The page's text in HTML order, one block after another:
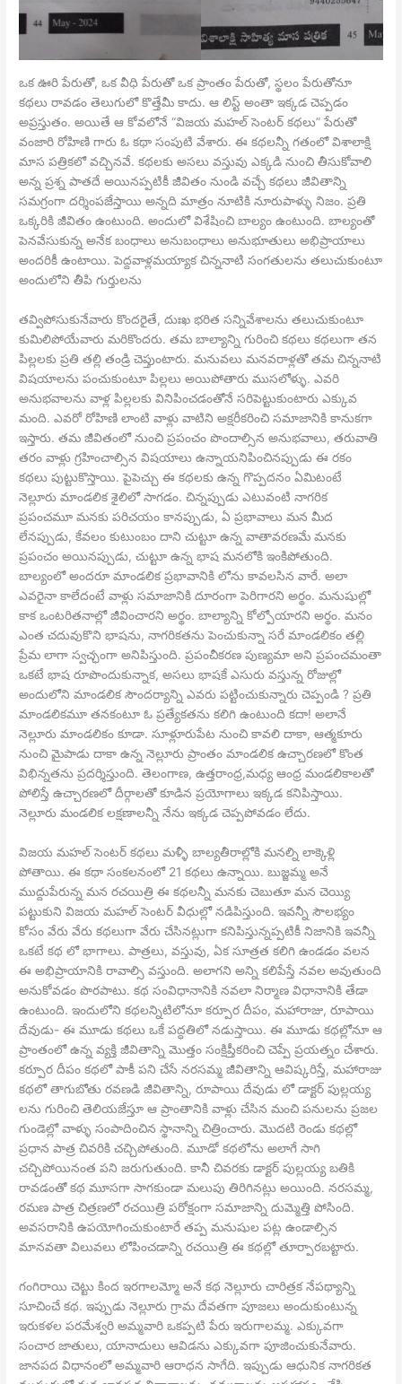
ఒక ఊరి పేరుతో, ఒక వీధి పేరుతో ఒక ప్రాంతం పేరుతో, స్థలం పేరుతోనూ
కథలు రావడం తెలుగులో కొత్తేమీ కాదు. ఆ లిస్ట్ అంతా ఇక్కడ చెప్పడం
అప్రస్తుతం. అయితే ఆ కోవలోనే “విజయ మహల్ సెంటర్ కథలు” పేరుతో
వంజారి రోహిణి గారు ఓ కథా సంపుటి వేశారు. ఈ కథలన్నీ గతంలో విశాలాక్షి
మాస పత్రికలో వచ్చినవే. కథలకు అసలు వస్తువు ఎక్కడి నుంచి తీసుకోవాలి
అన్న ప్రశ్న పాతదే అయినప్పటికీ జీవితం నుండి వచ్చే కథలు జీవితాన్ని
సమగ్రంగా దర్శింపజేస్తాయి అన్నది మాత్రం నూటికి నూరుపాళ్ళు నిజం. ప్రతి
ఒక్కరికి జీవితం ఉంటుంది. అందులో విశేషించి బాల్యం ఉంటుంది. బాల్యంతో
పెనవేసుకున్న అనేక బంధాలు అనుబంధాలు అనుభూతులు అభిప్రాయాలు
అందరికీ ఉంటాయి. పెద్దవాళ్లమయ్యాక చిన్ననాటి సంగతులను తలుచుకుంటూ
అందులోని తీపి గుర్తులను
తవ్విపోసుకునేవారు కొందరైతే, దుఃఖ భరిత సన్నివేశాలను తలుచుకుంటూ
కుమిలిపోయేవారు మరికొందరు. తమ బాల్యాన్ని గురించి కథలు కథలుగా తన
పిల్లలకు ప్రతి తల్లి తండ్రి చెప్తుంటారు. మనువలు మనవరాళ్లతో తమ చిన్ననాటి
విషయాలను పంచుకుంటూ పిల్లలు అయిపోతారు ముసలోళ్ళు. ఎవరి
అనుభవాలను వాళ్ల పిల్లలకు వినిపించడంతోనే సరిపెట్టుకుంటారు ఎక్కువ
మంది. ఎవరో రోహిణి లాంటి వాళ్లు వాటిని అక్షరీకరించి సమాజానికి కానుకగా
ఇస్తారు. తమ జీవితంలో నుంచి ప్రపంచం పొందాల్సిన అనుభవాలు, తరువాతి
తరం వాళ్లు గ్రహించాల్సిన విషయాలు ఉన్నాయనిపించినప్పుడు ఈ రకం
కథలు పుట్టుకొస్తాయి. పైపెచ్చు ఈ కథలకు ఉన్న గొప్పదనం ఏమిటంటే
నెల్లూరు మాండలిక శైలిలో సాగడం. చిన్నప్పుడు ఎటువంటి నాగరిక
ప్రపంచమూ మనకు పరిచయం కానప్పుడు, ఏ ప్రభావాలు మన మీద
లేనప్పుడు, కేవలం కుటుంబం దాని చుట్టూ ఉన్న వాతావరణమే మనకు
ప్రపంచం అయినప్పుడు, చుట్టూ ఉన్న భాష మనలోకి ఇంకిపోతుంది.
బాల్యంలో అందరూ మాండలిక ప్రభావానికి లోను కావలసిన వారే. అలా
ఎవరైనా కాలేదంటే వాళ్లు సమాజానికి దూరంగా పెరిగారని అర్థం. మనుషుల్లో
కాక ఒంటరితనాల్లో జీవించారని అర్థం. బాల్యాన్ని కోల్పోయారని అర్థం. మనం
ఎంత చదువుకొని భాషను, నాగరికతను పెంచుకున్నా సరే మాండలికం తల్లి
ప్రేమ లాగా స్వచ్ఛంగా అనిపిస్తుంది. ప్రపంచీకరణ పుణ్యమా అని ప్రపంచమంతా
ఒకటే భాష రూపొందుకున్నాక, అసలు భాషకే ఎసురు వస్తున్న రోజుల్లో
అందులోని మాండలిక సౌందర్యాన్ని ఎవరు పట్టించుకున్నారు చెప్పండి ? ప్రతి
మాండలికమూ తనకంటూ ఓ ప్రత్యేకతను కలిగి ఉంటుంది కదా! అలానే
నెల్లూరు మాండలికం కూడా. సూళ్లూరుపేట నుంచి కావలి దాకా, ఆత్మకూరు
నుంచి మైపాడు దాకా ఉన్న నెల్లూరు ప్రాంతం మాండలిక ఉచ్చారణలో కొంత
విభిన్నతను ప్రదర్శిస్తుంది. తెలంగాణ, ఉత్తరాంధ్ర,మధ్య ఆంధ్ర మండలికాలతో
పోలిస్తే ఉచ్చారణలో దీర్గాలతో కూడిన ప్రయోగాలు ఇక్కడ కనిపిస్తాయి.
నెల్లూరు మండలిక లక్షణాలన్నీ నేను ఇక్కడ చెప్పపోవడం లేదు.
విజయ మహల్ సెంటర్ కథలు మళ్ళీ బాల్యతీరాల్లోకి మనల్ని లాక్కెళ్లి
పోతాయి. ఈ కథా సంకలనంలో 21 కథలు ఉన్నాయి. బుజ్జమ్మ అనే
ముద్దుపేరున్న మన రచయిత్రి ఈ కథలన్నీ మనకు చెబుతూ మన చెయ్యి
పట్టుకుని విజయ మహల్ సెంటర్ వీధుల్లో నడిపిస్తుంది. ఇవన్నీ సౌలభ్యం
కోసం వేరు వేరు కథలుగా వేరు చేసినట్లుగా కనిపిస్తున్నప్పటికీ నిజానికి ఇవన్నీ
ఒకటే కథ లో భాగాలు. పాత్రలు, వస్తువు, ఏక సూత్రత కలిగి ఉండడం వలన
ఈ అభిప్రాయానికి రావాల్సి వస్తుంది. అలాగని అన్ని కలిపేస్తే నవల అవుతుంది
అనుకోవడం పొరపాటు. కథ సంవిధానానికి నవలా నిర్మాణ విధానానికి తేడా
ఉంటుంది. ఇందులోని కథలన్నిటిలోనూ కర్పూర దీపం, మహారాజు, రూపాయి
దేవుడు- ఈ మూడు కథలు ఒకే పద్ధతిలో నడుస్తాయి. ఈ మూడు కథల్లోనూ ఆ
ప్రాంతంలో ఉన్న వ్యక్తి జీవితాన్ని మొత్తం సంక్షిప్తీకరించి చెప్పే ప్రయత్నం చేశారు.
కర్పూర దీపం కథలో పాకీ పని చేసే నరసమ్మ జీవితాన్ని ఆవిష్కరిస్తే, మహారాజు
కథలో తాగుబోతు రవణడి జీవితాన్ని, రూపాయి దేవుడు లో డాక్టర్ పుల్లయ్య
లను గురించి తెలియజేస్తూ ఆ ప్రాంతానికి వాళ్లు చేసిన మంచి పనులను ప్రజల
గుండెల్లో వాళ్ళు సంపాదించిన స్థానాన్ని చిత్రించారు. మొదటి రెండు కథల్లో
ప్రధాన పాత్ర చివరికి చచ్చిపోతుంది. మూడో కథలోను అలాగే సాగి
చచ్చిపోయినంత పని జరుగుతుంది. కానీ చివరకు డాక్టర్ పుల్లయ్య బతికి
రావడంతో కథ మూసగా సాగకుండా మలుపు తిరిగినట్లు అయింది. నరసమ్మ,
రమణ పాత్ర చిత్రణలో రచయిత్రి పరోక్షంగా సమాజాన్ని దుమ్మెత్తి పోసింది.
అవసరానికి ఉపయోగించుకుంటారే తప్ప మనుషుల పట్ల ఉండాల్సిన
మానవతా విలువలు లోపించడాన్ని రచయిత్రి ఈ కథల్లో తూర్పారబట్టారు.
గంగిరాయి చెట్టు కింద ఇరగాలమ్మో అనే కథ నెల్లూరు చారిత్రక నేపథ్యాన్ని
సూచించే కథ. ఇప్పుడు నెల్లూరు గ్రామ దేవతగా పూజలు అందుకుంటున్న
ఇరుకళల పరమేశ్వరి అమ్మవారి ఒకప్పటి పేరు ఇరుగాలమ్మ. ఎక్కువగా
సంచార జాతులు, యానాదులు ఆవిడను ఎక్కువగా పూజించుకునేవారు.
జానపద విధానంలో అమ్మవారి ఆరాధన సాగేది. ఇప్పుడు ఆధునిక నాగరికత